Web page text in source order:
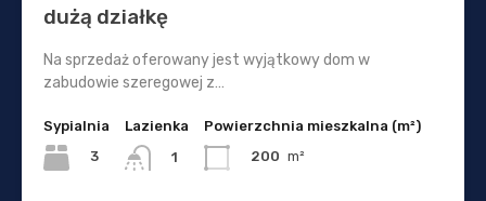
dużą działkę
Na sprzedaż oferowany jest wyjątkowy dom w
zabudowie szeregowej z…
Sypialnia
3
Lazienka
1
Powierzchnia mieszkalna (m²)
200 m²